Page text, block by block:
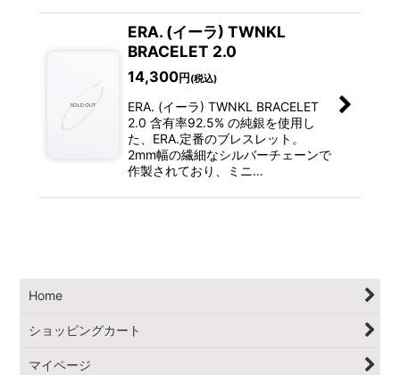
ERA. (イーラ) TWNKL
BRACELET 2.0
14,300円 (税込)
ERA. (イーラ) TWNKL BRACELET
2.0 含有率92.5% の純銀を使用し
た、ERA.定番のブレスレット。
2mm幅の繊細なシルバーチェーンで
作製されており、ミニ…
Home
ショッピングカート
マイページ